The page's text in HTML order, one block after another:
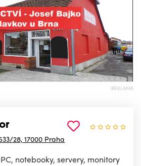
REKLAMA
28, 17000 Praha
notebooky, servery, monitory